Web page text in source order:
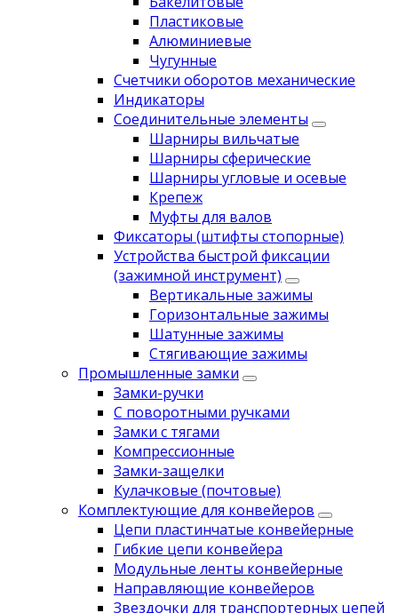
Пластиковые
Алюминиевые
Чугунные
Счетчики оборотов механические
Индикаторы
Соединительные элементы
Шарниры вильчатые
Шарниры сферические
Шарниры угловые и осевые
Крепеж
Муфты для валов
Фиксаторы (штифты стопорные)
Устройства быстрой фиксации
(зажимной инструмент)
Вертикальные зажимы
Горизонтальные зажимы
Шатунные зажимы
Стягивающие зажимы
Промышленные замки
Замки-ручки
С поворотными ручками
Замки с тягами
Компрессионные
Замки-защелки
Кулачковые (почтовые)
Комплектующие для конвейеров
Цепи пластинчатые конвейерные
Гибкие цепи конвейера
Модульные ленты конвейерные
Направляющие конвейеров
Звездочки для транспортерных цепей